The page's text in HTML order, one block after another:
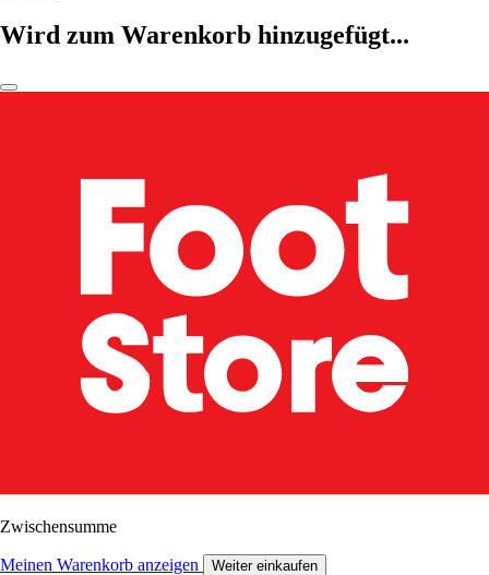
Wird zum Warenkorb hinzugefügt...
Zwischensumme
Meinen Warenkorb anzeigen Weiter einkaufen